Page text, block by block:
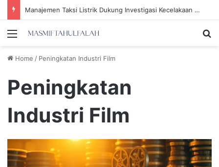
Prabowo Menggugah Tawa Rocky Gerung dengan Pernyataan Disidennya yang Menarik
Menu
Home / Peningkatan Industri Film
Peningkatan
Industri Film